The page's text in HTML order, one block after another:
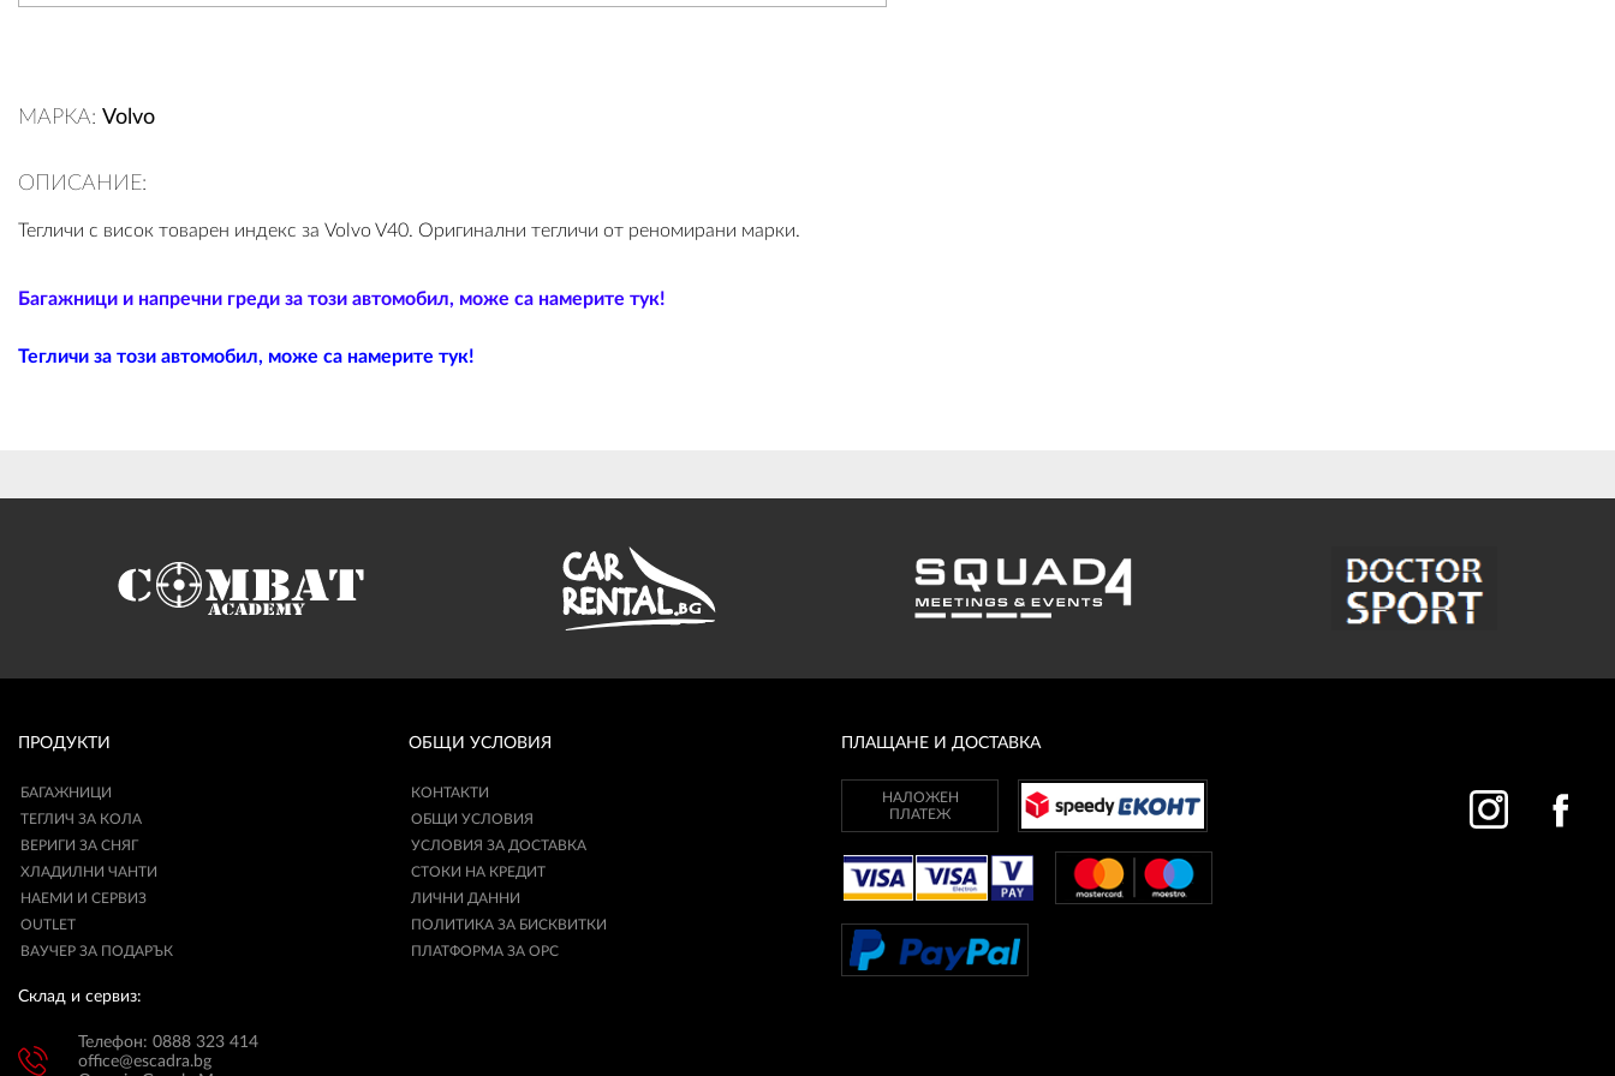
МАРКА: Volvo
ОПИСАНИЕ:
Тегличи с висок товарен индекс за Volvo V40. Оригинални тегличи от реномирани марки.
Багажници и напречни греди за този автомобил, може са намерите тук!
Тегличи за този автомобил, може са намерите тук!
ПРОДУКТИ
БАГАЖНИЦИ
ТЕГЛИЧ ЗА КОЛА
ВЕРИГИ ЗА СНЯГ
ХЛАДИЛНИ ЧАНТИ
НАЕМИ И СЕРВИЗ
OUTLET
ВАУЧЕР ЗА ПОДАРЪК
ОБЩИ УСЛОВИЯ
КОНТАКТИ
ОБЩИ УСЛОВИЯ
УСЛОВИЯ ЗА ДОСТАВКА
СТОКИ НА КРЕДИТ
ЛИЧНИ ДАННИ
ПОЛИТИКА ЗА БИСКВИТКИ
ПЛАТФОРМА ЗА ОРС
ПЛАЩАНЕ И ДОСТАВКА
НАЛОЖЕН
ПЛАТЕЖ
Склад и сервиз:
Телефон: 0888 323 414
office@escadra.bg